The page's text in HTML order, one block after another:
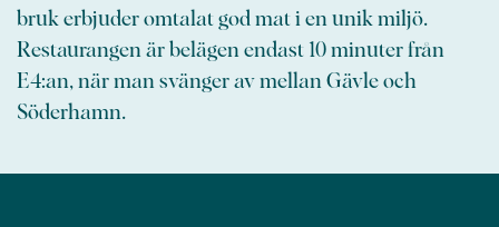
bruk erbjuder omtalat god mat i en unik miljö.
Restaurangen är belägen endast 10 minuter från
E4:an, när man svänger av mellan Gävle och
Söderhamn.